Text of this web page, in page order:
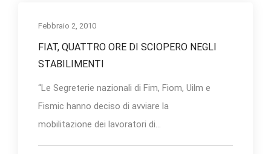
Febbraio 2, 2010
FIAT, QUATTRO ORE DI SCIOPERO NEGLI
STABILIMENTI
“Le Segreterie nazionali di Fim, Fiom, Uilm e
Fismic hanno deciso di avviare la
mobilitazione dei lavoratori di...